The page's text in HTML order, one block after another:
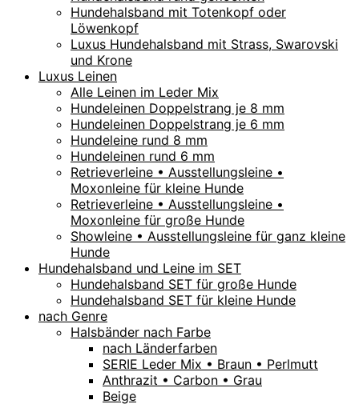
Hundehalsband mit Totenkopf oder
Löwenkopf
Luxus Hundehalsband mit Strass, Swarovski
und Krone
Luxus Leinen
Alle Leinen im Leder Mix
Hundeleinen Doppelstrang je 8 mm
Hundeleinen Doppelstrang je 6 mm
Hundeleine rund 8 mm
Hundeleinen rund 6 mm
Retrieverleine • Ausstellungsleine •
Moxonleine für kleine Hunde
Retrieverleine • Ausstellungsleine •
Moxonleine für große Hunde
Showleine • Ausstellungsleine für ganz kleine
Hunde
Hundehalsband und Leine im SET
Hundehalsband SET für große Hunde
Hundehalsband SET für kleine Hunde
nach Genre
Halsbänder nach Farbe
nach Länderfarben
SERIE Leder Mix • Braun • Perlmutt
Anthrazit • Carbon • Grau
Beige